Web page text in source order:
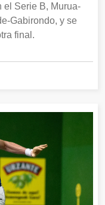
el Serie B, Murua-
Gabirondo, y se
final.